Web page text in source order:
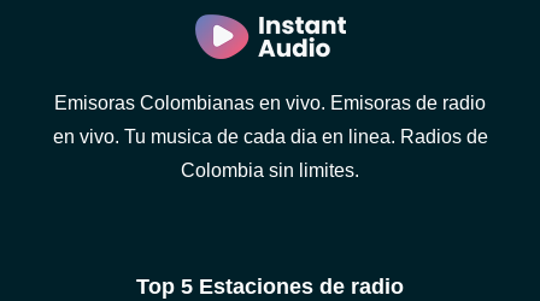
Emisoras Colombianas en vivo. Emisoras de radio
en vivo. Tu musica de cada dia en linea. Radios de
Colombia sin limites.
Top 5 Estaciones de radio